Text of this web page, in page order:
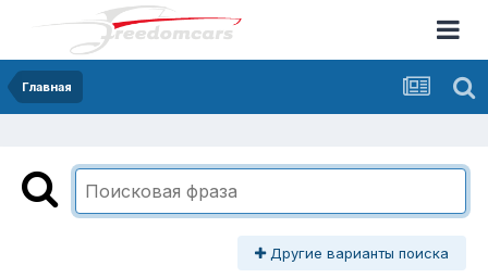
Главная
Другие варианты поиска